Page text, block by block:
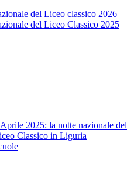
del Liceo classico 2026
del Liceo Classico 2025
2025: la notte nazionale del
Classico in Liguria